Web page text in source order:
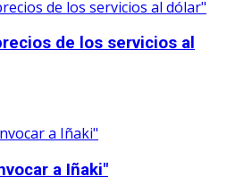
de los servicios al
a Iñaki"